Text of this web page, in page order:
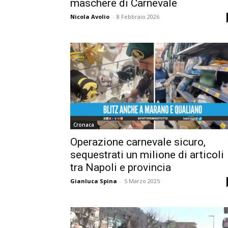
maschere di Carnevale
Nicola Avolio - 8 Febbraio 2026
Cronaca
Operazione carnevale sicuro,
sequestrati un milione di articoli
tra Napoli e provincia
Gianluca Spina - 5 Marzo 2025